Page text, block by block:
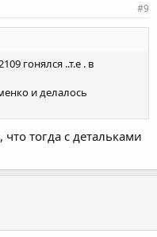
#9
гонялся ..т.е . в
и делалось
тогда с детальками